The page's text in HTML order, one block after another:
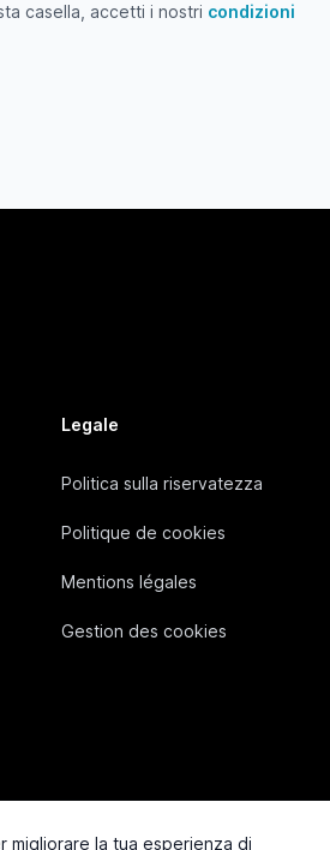
migliorare la tua esperienza di
accetti i nostri condizioni
casella, accetti i nostri condizioni
Legale
Politica sulla riservatezza
Politique de cookies
Mentions légales
Gestion des cookies